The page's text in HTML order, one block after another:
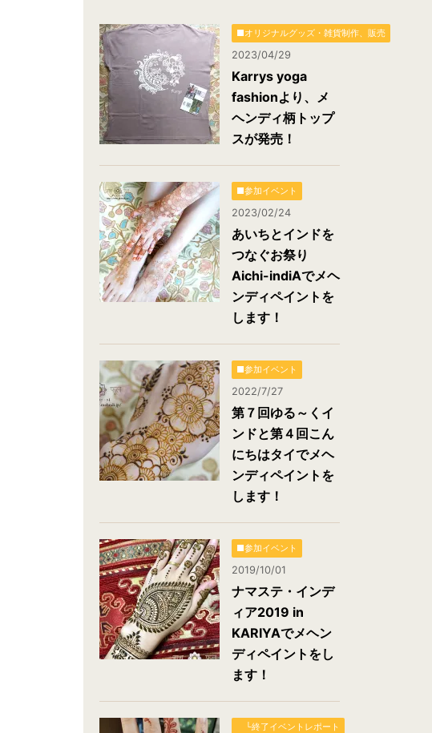
■オリジナルグッズ・雑貨制作、販売
2023/04/29
Karrys yoga
fashionより、メ
ヘンディ柄トップ
スが発売！
■参加イベント
2023/02/24
あいちとインドを
つなぐお祭り
Aichi-indiAでメヘ
ンディペイントを
します！
■参加イベント
2022/7/27
第７回ゆる～くイ
ンドと第４回こん
にちはタイでメヘ
ンディペイントを
します！
■参加イベント
2019/10/01
ナマステ・インデ
ィア2019 in
KARIYAでメヘン
ディペイントをし
ます！
└終了イベントレポート